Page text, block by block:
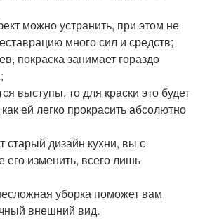
можно устранить, при этом не
много сил и средств;
покраска занимает гораздо
выступы, то для краски это будет
ей легко прокрасить абсолютно
старый дизайн кухни, вы с
его изменить, всего лишь
уборка поможет вам
внешний вид.